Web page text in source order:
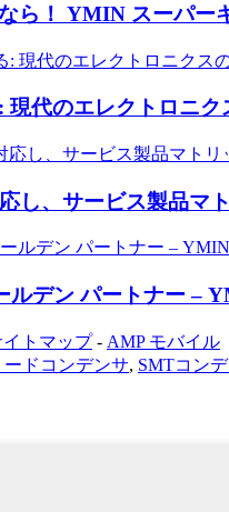
ら！ YMIN スーパー
代のエレクトロニク
し、サービス製品マ
デン パートナー –
イトマップ- AMP モバイル
ードコンデンサ, SMTコン